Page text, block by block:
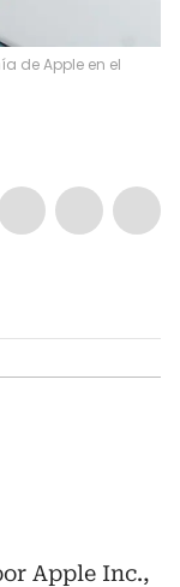
de Apple en el
Apple Inc.,